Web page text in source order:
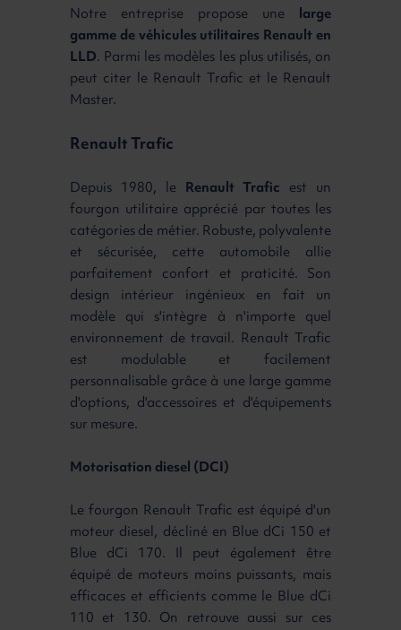
Notre entreprise propose une large
gamme de véhicules utilitaires Renault en
LLD. Parmi les modèles les plus utilisés, on
peut citer le Renault Trafic et le Renault
Master.
Renault Trafic
Depuis 1980, le Renault Trafic est un
fourgon utilitaire apprécié par toutes les
catégories de métier. Robuste, polyvalente
et sécurisée, cette automobile allie
parfaitement confort et praticité. Son
design intérieur ingénieux en fait un
modèle qui s'intègre à n'importe quel
environnement de travail. Renault Trafic
est modulable et facilement
personnalisable grâce à une large gamme
d'options, d'accessoires et d'équipements
sur mesure.
Motorisation diesel (DCI)
Le fourgon Renault Trafic est équipé d'un
moteur diesel, décliné en Blue dCi 150 et
Blue dCi 170. Il peut également être
équipé de moteurs moins puissants, mais
efficaces et efficients comme le Blue dCi
110 et 130. On retrouve aussi sur ces